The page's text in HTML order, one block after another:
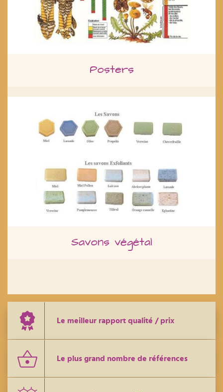
Posters
Savons végétal
Le meilleur rapport qualité / prix
Le plus grand nombre de références